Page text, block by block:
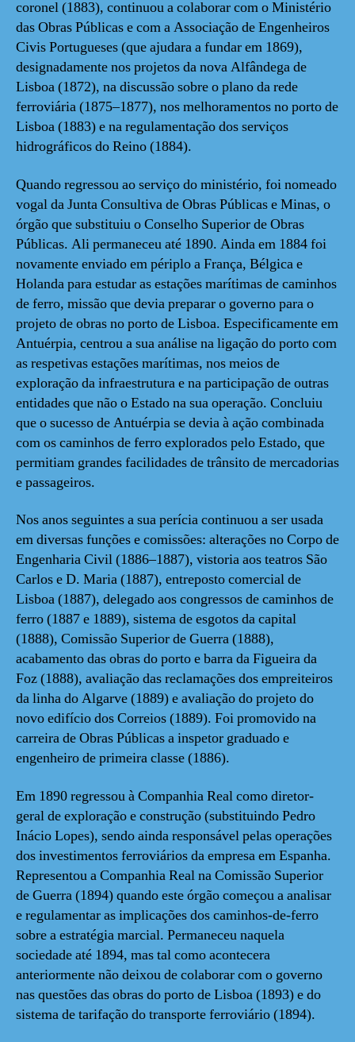
coronel (1883), continuou a colaborar com o Ministério
das Obras Públicas e com a Associação de Engenheiros
Civis Portugueses (que ajudara a fundar em 1869),
designadamente nos projetos da nova Alfândega de
Lisboa (1872), na discussão sobre o plano da rede
ferroviária (1875–1877), nos melhoramentos no porto de
Lisboa (1883) e na regulamentação dos serviços
hidrográficos do Reino (1884).
Quando regressou ao serviço do ministério, foi nomeado
vogal da Junta Consultiva de Obras Públicas e Minas, o
órgão que substituiu o Conselho Superior de Obras
Públicas. Ali permaneceu até 1890. Ainda em 1884 foi
novamente enviado em périplo a França, Bélgica e
Holanda para estudar as estações marítimas de caminhos
de ferro, missão que devia preparar o governo para o
projeto de obras no porto de Lisboa. Especificamente em
Antuérpia, centrou a sua análise na ligação do porto com
as respetivas estações marítimas, nos meios de
exploração da infraestrutura e na participação de outras
entidades que não o Estado na sua operação. Concluiu
que o sucesso de Antuérpia se devia à ação combinada
com os caminhos de ferro explorados pelo Estado, que
permitiam grandes facilidades de trânsito de mercadorias
e passageiros.
Nos anos seguintes a sua perícia continuou a ser usada
em diversas funções e comissões: alterações no Corpo de
Engenharia Civil (1886–1887), vistoria aos teatros São
Carlos e D. Maria (1887), entreposto comercial de
Lisboa (1887), delegado aos congressos de caminhos de
ferro (1887 e 1889), sistema de esgotos da capital
(1888), Comissão Superior de Guerra (1888),
acabamento das obras do porto e barra da Figueira da
Foz (1888), avaliação das reclamações dos empreiteiros
da linha do Algarve (1889) e avaliação do projeto do
novo edifício dos Correios (1889). Foi promovido na
carreira de Obras Públicas a inspetor graduado e
engenheiro de primeira classe (1886).
Em 1890 regressou à Companhia Real como diretor-
geral de exploração e construção (substituindo Pedro
Inácio Lopes), sendo ainda responsável pelas operações
dos investimentos ferroviários da empresa em Espanha.
Representou a Companhia Real na Comissão Superior
de Guerra (1894) quando este órgão começou a analisar
e regulamentar as implicações dos caminhos-de-ferro
sobre a estratégia marcial. Permaneceu naquela
sociedade até 1894, mas tal como acontecera
anteriormente não deixou de colaborar com o governo
nas questões das obras do porto de Lisboa (1893) e do
sistema de tarifação do transporte ferroviário (1894).